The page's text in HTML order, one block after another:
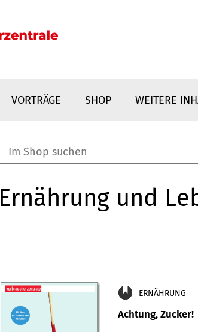
VORTRÄGE SHOP WEITERE
Ernährung und
ERNÄHRUNG
Achtung, Zucker!